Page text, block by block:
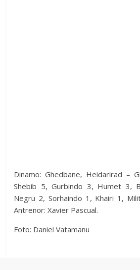
Dinamo: Ghedbane, Heidarirad –
Shebib 5, Gurbindo 3, Humet 3,
Negru 2, Sorhaindo 1, Khairi 1,
Antrenor: Xavier Pascual.
Foto: Daniel Vatamanu